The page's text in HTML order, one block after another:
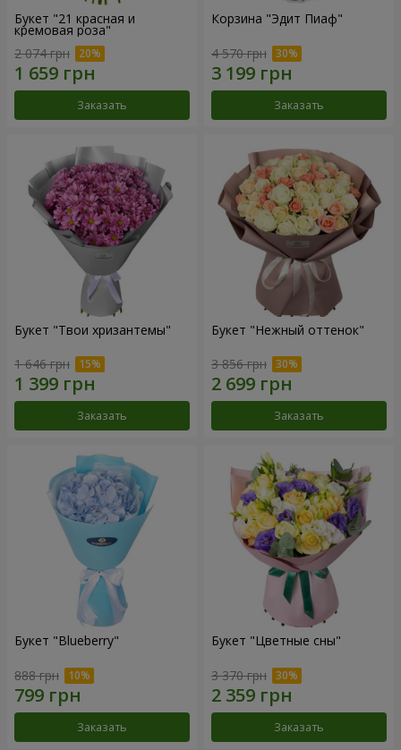
Букет "21 красная и
кремовая роза"
2 074 грн
Заказать
Корзина "Эдит Пиаф"
4 570 грн
Заказать
Букет "Твои хризантемы"
1 646 грн
Заказать
Букет "Нежный оттенок"
3 856 грн
Заказать
Букет "Blueberry"
888 грн
Заказать
Букет "Цветные сны"
3 370 грн
Заказать